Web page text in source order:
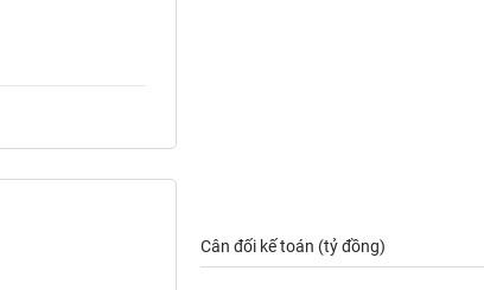
Cân đối kế toán (tỷ đồng)